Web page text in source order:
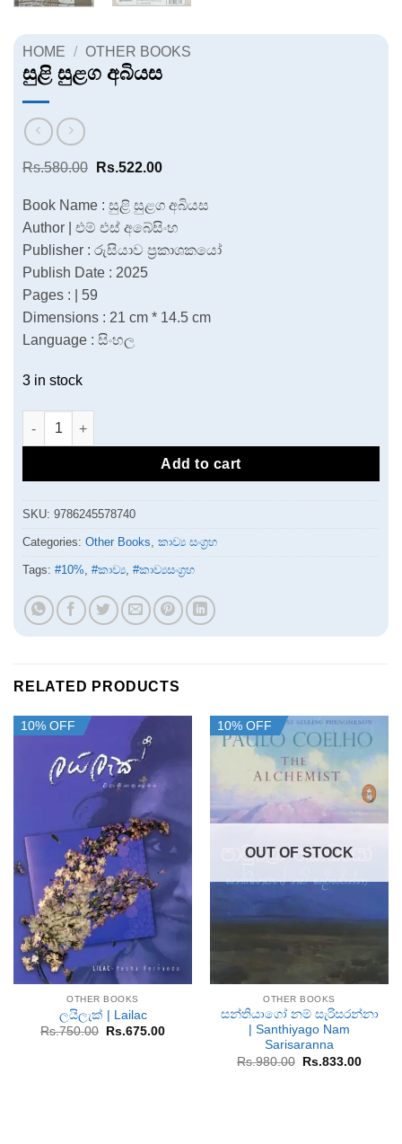
HOME / OTHER BOOKS
සුළි සුළග අබියස
Rs.580.00 Original
Rs.580.00.
Rs.522.00Current
Rs.522.00.
Book Name : සුළි සුළග අබියස
Author | එම් එස් අබේසිංහ
Publisher : රුසියාව ප්‍රකාශකයෝ
Publish Date : 2025
Pages : | 59
Dimensions : 21 cm * 14.5 cm
Language : සිංහල
3 in stock
සුළි සුළග අබියස quantity
Add to cart
SKU: 9786245578740
Categories: Other Books, කාව්‍ය සංග්‍රහ
Tags: #10%, #කාව්‍ය, #කාව්‍යසංග්‍රහ
RELATED PRODUCTS
10% OFF
OTHER BOOKS
ලයිලැක් | Lailac
Rs.750.00
Original
Rs.675.00Current
10% OFF
OUT OF STOCK
OTHER BOOKS
සන්තියාගෝ නම් සැරිසරන්නා
| Santhiyago Nam
Sarisaranna
Rs.980.00
Original
Rs.833.00